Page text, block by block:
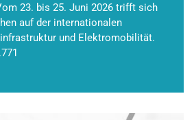
23. bis 25. Juni 2026 trifft sich
auf der internationalen
und Elektromobilität.